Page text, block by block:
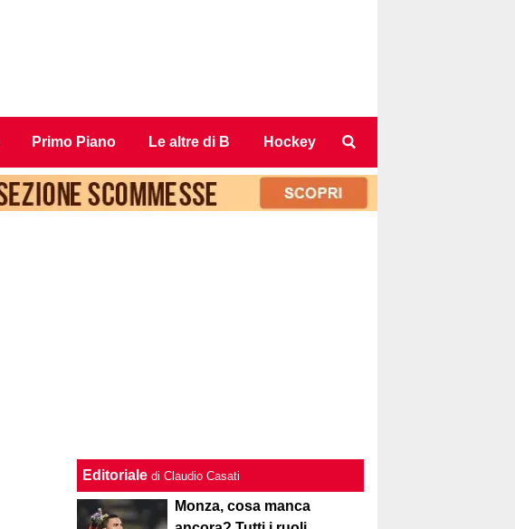
Primo Piano Le altre di B Hockey
Editoriale di Claudio Casati
Monza, cosa manca